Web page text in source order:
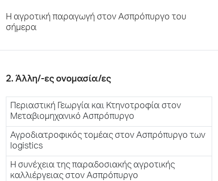
Η αγροτική παραγωγή στον Ασπρόπυργο του
σήμερα
2. Άλλη/-ες ονομασία/ες
Περιαστική Γεωργία και Κτηνοτροφία στον
Μεταβιομηχανικό Ασπρόπυργο
Αγροδιατροφικός τομέας στον Ασπρόπυργο των
logistics
Η συνέχεια της παραδοσιακής αγροτικής
καλλιέργειας στον Ασπρόπυργο